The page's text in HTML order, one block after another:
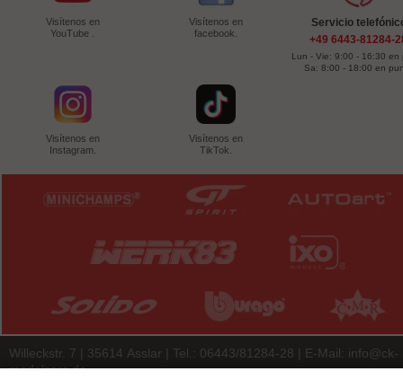
Visítenos en
YouTube .
Visítenos en
facebook.
Visítenos en
Instagram.
Visítenos en
TikTok.
Servicio
+49 6443-81284-
Lun - Vie: 9:00 - 16:30 en
Sa: 8:00 - 18:00 en
Willeckstr. 7 | 35614 Asslar | Tel.: 06443/81284-28 | E-Mail: info@ck-
modelcars.de